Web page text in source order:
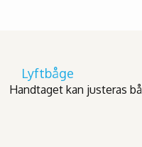
Lyftbåge
Handtaget kan justeras